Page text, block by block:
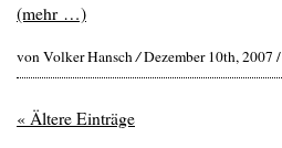
(mehr …)
von Volker Hansch/Dezember 10th, 2007 /
« Ältere Einträge